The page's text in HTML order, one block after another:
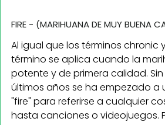
FIRE - (MARIHUANA DE MUY BUENA
Al igual que los términos chronic
término se aplica cuando la
potente y de primera calidad.
últimos años se ha empezado a
"fire" para referirse a cualquier
hasta canciones o videojuegos.